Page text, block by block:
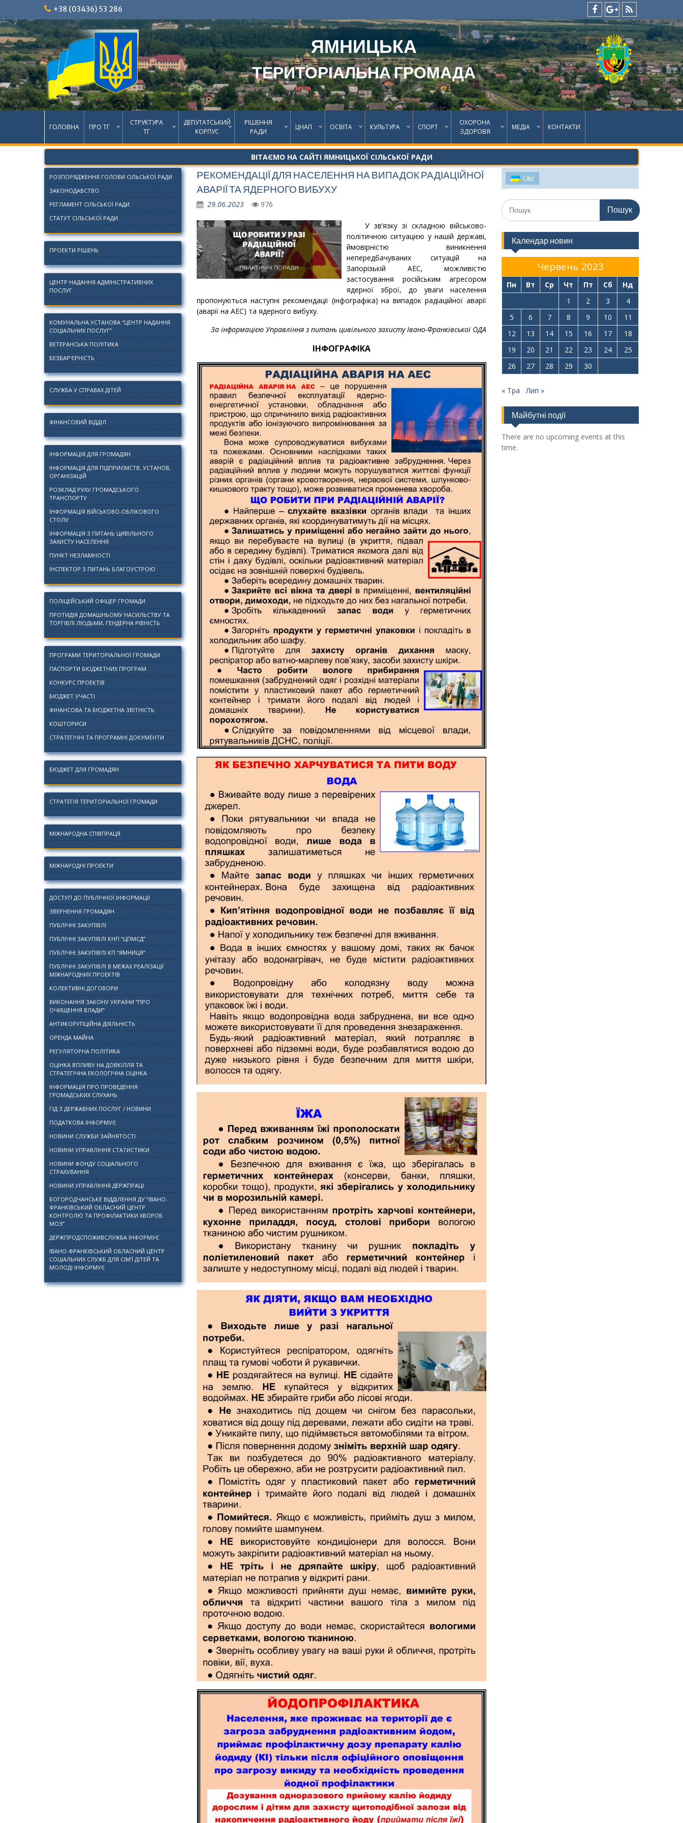
content
+38 (03436) 53 286
facebook
google
plus
feed
ЯМНИЦЬКА
ТЕРИТОРІАЛЬНА ГРОМАДА
ГОЛОВНА ПРО ТГ
СТРУКТУРА
ТГ
ДЕПУТАТСЬКИЙ
КОРПУС
РІШЕННЯ
РАДИ
ЦНАП ОСВІТА КУЛЬТУРА СПОРТ
ОХОРОНА
ЗДОРОВЯ
МЕДІА КОНТАКТИ
ВІТАЄМО НА САЙТІ ЯМНИЦЬКОЇ СІЛЬСЬКОЇ РАДИ
РЕКОМЕНДАЦІЇ ДЛЯ НАСЕЛЕННЯ НА ВИПАДОК РАДІАЦІЙНОЇ
АВАРІЇ ТА ЯДЕРНОГО ВИБУХУ
29.06.2023 976
У зв’язку зі складною військово-
політичною ситуацією у нашій державі,
ймовірністю виникнення
непередбачуваних ситуацій на
Запорізькій АЕС, можливістю
застосування російським агресором
ядерної зброї, до уваги населення
пропонуються наступні рекомендації (інфографіка) на випадок радіаційної аварії
(аварії на АЕС) та ядерного вибуху.
За інформацією Управління з питань цивільного захисту Івано-Франківської ОДА
ІНФОГРАФІКА
РОЗПОРЯДЖЕННЯ ГОЛОВИ СІЛЬСЬКОЇ РАДИ
ЗАКОНОДАВСТВО
РЕГЛАМЕНТ СІЛЬСЬКОЇ РАДИ
СТАТУТ СІЛЬСЬКОЇ РАДИ
ПРОЕКТИ РІШЕНЬ
ЦЕНТР НАДАННЯ АДМІНІСТРАТИВНИХ
ПОСЛУГ
КОМУНАЛЬНА УСТАНОВА “ЦЕНТР НАДАННЯ
СОЦІАЛЬНИХ ПОСЛУГ”
ВЕТЕРАНСЬКА ПОЛІТИКА
БЕЗБАР’ЄРНІСТЬ
СЛУЖБА У СПРАВАХ ДІТЕЙ
ФІНАНСОВИЙ ВІДДІЛ
ІНФОРМАЦІЯ ДЛЯ ГРОМАДЯН
ІНФОРМАЦІЯ ДЛЯ ПІДПРИЄМСТВ, УСТАНОВ,
ОРГАНІЗАЦІЙ
РОЗКЛАД РУХУ ГРОМАДСЬКОГО
ТРАНСПОРТУ
ІНФОРМАЦІЯ ВІЙСЬКОВО-ОБЛІКОВОГО
СТОЛУ
ІНФОРМАЦІЯ З ПИТАНЬ ЦИВІЛЬНОГО
ЗАХИСТУ НАСЕЛЕННЯ
ПУНКТ НЕЗЛАМНОСТІ
ІНСПЕКТОР З ПИТАНЬ БЛАГОУСТРОЮ
ПОЛІЦЕЙСЬКИЙ ОФІЦЕР ГРОМАДИ
ПРОТИДІЯ ДОМАШНЬОМУ НАСИЛЬСТВУ ТА
ТОРГІВЛІ ЛЮДЬМИ, ГЕНДЕРНА РІВНІСТЬ
ПРОГРАМИ ТЕРИТОРІАЛЬНОЇ ГРОМАДИ
ПАСПОРТИ БЮДЖЕТНИХ ПРОГРАМ
КОНКУРС ПРОЕКТІВ
БЮДЖЕТ УЧАСТІ
ФІНАНСОВА ТА БЮДЖЕТНА ЗВІТНІСТЬ
КОШТОРИСИ
СТРАТЕГІЧНІ ТА ПРОГРАМНІ ДОКУМЕНТИ
БЮДЖЕТ ДЛЯ ГРОМАДЯН
СТРАТЕГІЯ ТЕРИТОРІАЛЬНОЇ ГРОМАДИ
МІЖНАРОДНА СПІВПРАЦЯ
МІЖНАРОДНІ ПРОЕКТИ
ДОСТУП ДО ПУБЛІЧНОЇ ІНФОРМАЦІЇ
ЗВЕРНЕННЯ ГРОМАДЯН
ПУБЛІЧНІ ЗАКУПІВЛІ
ПУБЛІЧНІ ЗАКУПІВЛІ КНП “ЦПМСД”
ПУБЛІЧНІ ЗАКУПІВЛІ КП “ЯМНИЦЯ”
ПУБЛІЧНІ ЗАКУПІВЛІ В МЕЖАХ РЕАЛІЗАЦІЇ
МІЖНАРОДНИХ ПРОЕКТІВ
КОЛЕКТИВНІ ДОГОВОРИ
ВИКОНАННЯ ЗАКОНУ УКРАЇНИ “ПРО
ОЧИЩЕННЯ ВЛАДИ”
АНТИКОРУПЦІЙНА ДІЯЛЬНІСТЬ
ОРЕНДА МАЙНА
РЕГУЛЯТОРНА ПОЛІТИКА
ОЦІНКА ВПЛИВУ НА ДОВКІЛЛЯ ТА
СТРАТЕГІЧНА ЕКОЛОГІЧНА ОЦІНКА
ІНФОРМАЦІЯ ПРО ПРОВЕДЕННЯ
ГРОМАДСЬКИХ СЛУХАНЬ
ГІД З ДЕРЖАВНИХ ПОСЛУГ / НОВИНИ
ПОДАТКОВА ІНФОРМУЄ
НОВИНИ СЛУЖБИ ЗАЙНЯТОСТІ
НОВИНИ УПРАВЛІННЯ СТАТИСТИКИ
НОВИНИ ФОНДУ СОЦІАЛЬНОГО
СТРАХУВАННЯ
НОВИНИ УПРАВЛІННЯ ДЕРЖПРАЦІ
БОГОРОДЧАНСЬКЕ ВІДДІЛЕННЯ ДУ “ІВАНО-
ФРАНКІВСЬКИЙ ОБЛАСНИЙ ЦЕНТР
КОНТРОЛЮ ТА ПРОФІЛАКТИКИ ХВОРОБ
МОЗ”
ДЕРЖПРОДСПОЖИВСЛУЖБА ІНФОРМУЄ
ІВАНО-ФРАНКІВСЬКИЙ ОБЛАСНИЙ ЦЕНТР
СОЦІАЛЬНИХ СЛУЖБ ДЛЯ СІМ’Ї ДІТЕЙ ТА
МОЛОДІ ІНФОРМУЄ
Ukr
Шукати:
Календар новин
Червень 2023
Пн Вт Ср Чт Пт Сб
Нд
1
2 3
4
5
6 7 8 9 10
11
12
13 14 15 16 17
18
19
20 21 22 23 24
25
26
27 28 29 30
« Тра Лип »
Майбутні події
There are no upcoming events at this
time.